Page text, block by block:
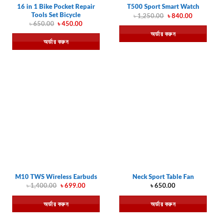
16 in 1 Bike Pocket Repair
Tools Set Bicycle
৳650.00 Original
was:
৳ 650.00.
৳450.00Current
is:
৳ 450.00.
অর্ডার করুন
T500 Sport Smart Watch
৳1,250.00 Original
was:
৳ 1,250.00.
৳840.00Current
is:
৳ 840.00.
অর্ডার করুন
M10 TWS Wireless Earbuds
৳1,400.00 Original
was:
৳ 1,400.00.
৳699.00Current
is:
৳ 699.00.
অর্ডার করুন
Neck Sport Table Fan
৳650.00
অর্ডার করুন